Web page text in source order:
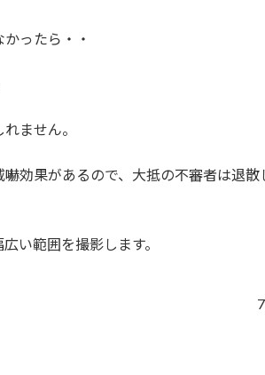
ったら・・
ません。
効果があるので、大抵の不審者は退散
い範囲を撮影します。